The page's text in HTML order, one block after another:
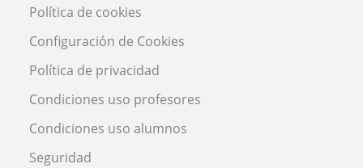
Política de cookies
Configuración de Cookies
Política de privacidad
Condiciones uso profesores
Condiciones uso alumnos
Seguridad